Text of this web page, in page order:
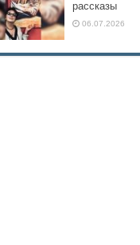
рассказы
06.07.2026